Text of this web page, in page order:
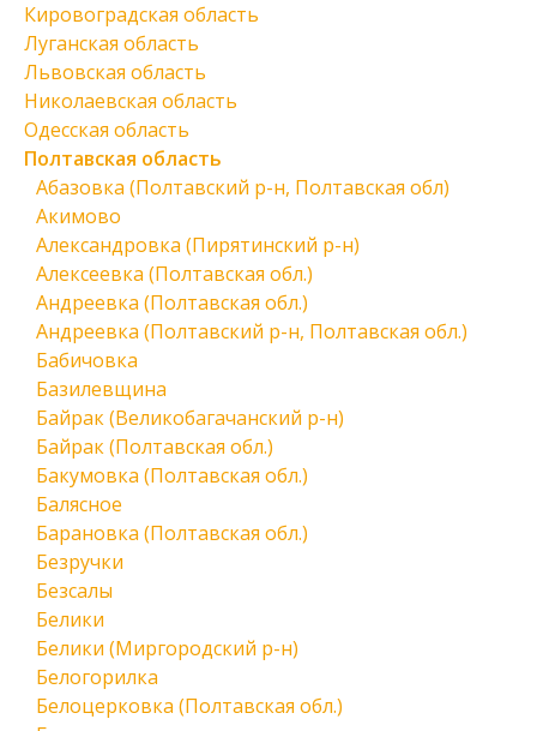
Кировоградская область
Луганская область
Львовская область
Николаевская область
Одесская область
Полтавская область
Абазовка (Полтавский р-н, Полтавская обл)
Акимово
Александровка (Пирятинский р-н)
Алексеевка (Полтавская обл.)
Андреевка (Полтавская обл.)
Андреевка (Полтавский р-н, Полтавская обл.)
Бабичовка
Базилевщина
Байрак (Великобагачанский р-н)
Байрак (Полтавская обл.)
Бакумовка (Полтавская обл.)
Балясное
Барановка (Полтавская обл.)
Безручки
Безсалы
Белики
Белики (Миргородский р-н)
Белогорилка
Белоцерковка (Полтавская обл.)